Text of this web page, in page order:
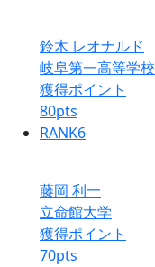
鈴木 レオナルド
岐阜第一高等学校
獲得ポイント
80pts
RANK6
藤岡 利一
立命館大学
獲得ポイント
70pts